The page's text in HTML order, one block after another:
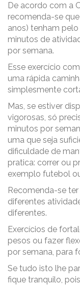
De acordo com a
recomenda-se
anos) tenham
minutos de
por semana.
Esse exercício
uma rápida
simplesmente
Mas, se estiver
vigorosas, só
minutos por
uma que seja
dificuldade de
pratica: correr ou
exemplo futebol
Recomenda-se
diferentes
diferentes.
Exercícios de
pesos ou fazer
por semana, para
Se tudo isto lhe
fique tranquilo,